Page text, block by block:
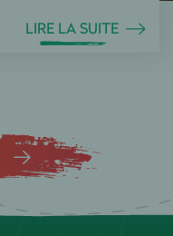
LIRE LA SUITE